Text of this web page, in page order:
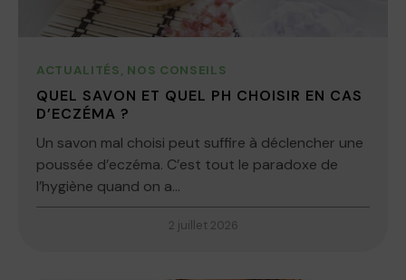
ACTUALITÉS, NOS CONSEILS
QUEL SAVON ET QUEL PH CHOISIR EN CAS
D’ECZÉMA ?
Un savon mal choisi peut suffire à déclencher une
poussée d’eczéma. C’est tout le paradoxe de
l’hygiène quand on a...
2 juillet 2026